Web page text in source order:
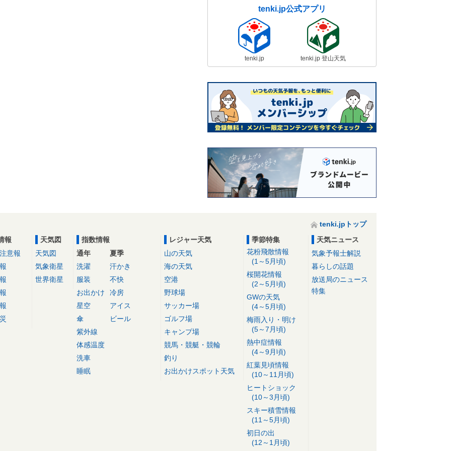
tenki.jp公式アプリ
tenki.jp tenki.jp 登山天気
tenki.jpトップ
報
意報
天気図
天気図
気象衛星
世界衛星
指数情報
通年
洗濯
服装
お出かけ
星空
傘
紫外線
体感温度
洗車
睡眠
夏季
汗かき
不快
冷房
アイス
ビール
レジャー天気
山の天気
海の天気
空港
野球場
サッカー場
ゴルフ場
キャンプ場
競馬・競艇・競輪
釣り
お出かけスポット天気
季節特集
花粉飛散情報
(1～5月頃)
桜開花情報
(2～5月頃)
GWの天気
(4～5月頃)
梅雨入り・明け
(5～7月頃)
熱中症情報
(4～9月頃)
紅葉見頃情報
(10～11月頃)
ヒートショック
(10～3月頃)
スキー積雪情報
(11～5月頃)
初日の出
(12～1月頃)
天気ニュース
気象予報士解説
暮らしの話題
放送局のニュース
特集